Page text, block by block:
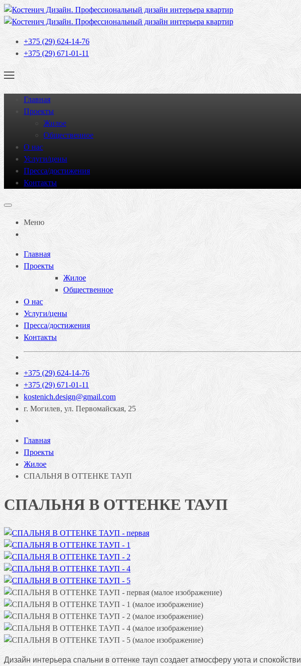
+375 (29) 624-14-76
+375 (29) 671-01-11
Главная
Проекты
Жилое
Общественное
О нас
Услуги/цены
Пресса/достижения
Контакты
Меню
Главная
Проекты
Жилое
Общественное
О нас
Услуги/цены
Пресса/достижения
Контакты
+375 (29) 624-14-76
+375 (29) 671-01-11
kostenich.design@gmail.com
г. Могилев, ул. Первомайская, 25
Главная
Проекты
Жилое
СПАЛЬНЯ В ОТТЕНКЕ ТАУП
СПАЛЬНЯ В ОТТЕНКЕ ТАУП
Дизайн интерьера спальни в оттенке тауп создает атмосферу уюта и